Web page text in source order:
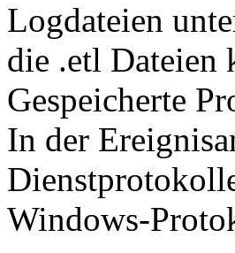
Logdateien
die .etl Dateien
Gespeicherte
In der
Windows-